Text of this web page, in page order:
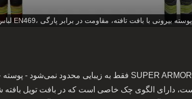
لباس آتش‌نشانی جایی که سبک با ایمنی ملاقات می‌کند - کت لباس آتش‌نشانی سطح 2 گاردین EN469، پوسته بیرونی با بافت تافته، مقاومت در برابر پارگی